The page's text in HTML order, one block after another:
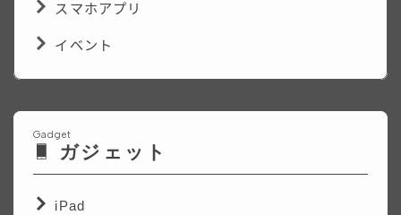
スマホアプリ
イベント
Gadget
ガジェット
iPad